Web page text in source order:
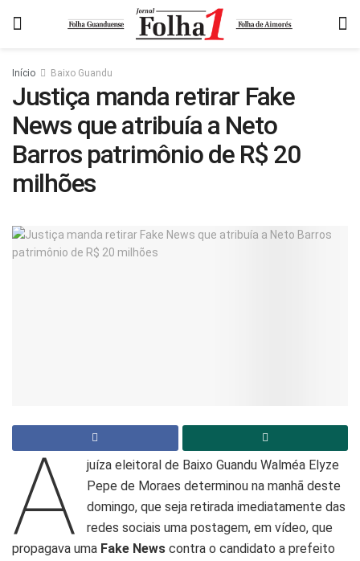
Início Baixo Guandu
Justiça manda retirar Fake
News que atribuía a Neto
Barros patrimônio de R$ 20
milhões
A
juíza eleitoral de Baixo Guandu Walméa Elyze
Pepe de Moraes determinou na manhã deste
domingo, que seja retirada imediatamente das
redes sociais uma postagem, em vídeo, que
propagava uma Fake News contra o candidato a prefeito